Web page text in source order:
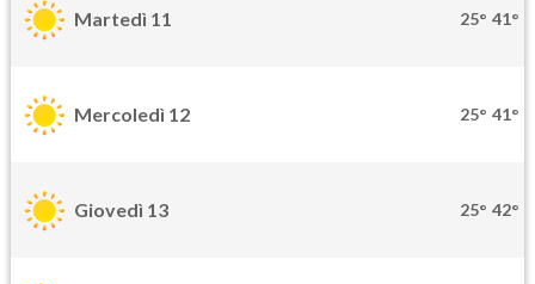
Martedì 11 25° 41°
Mercoledì 12 25° 41°
Giovedì 13 25° 42°